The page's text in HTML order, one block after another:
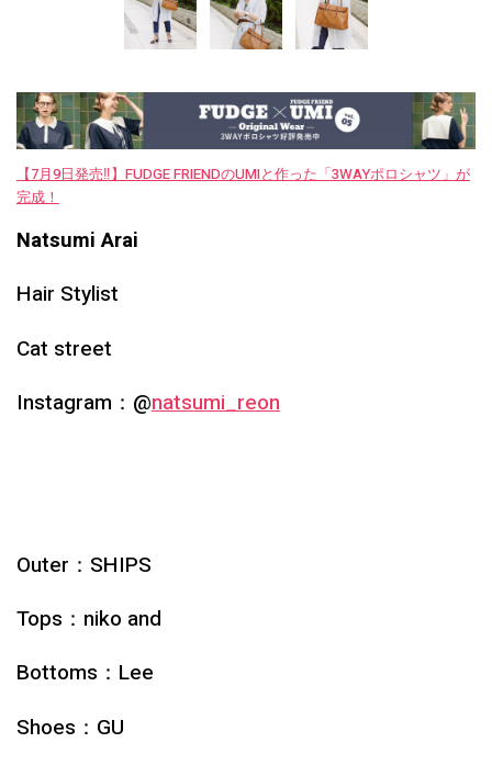
【7月9日発売‼︎】FUDGE FRIENDのUMIと作った「3WAYポロシャツ」が
完成！
Natsumi Arai
Hair Stylist
Cat street
Instagram：@natsumi_reon
Outer：SHIPS
Tops： niko and
Bottoms： Lee
Shoes：GU